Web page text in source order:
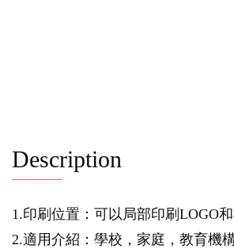
Description
1.印刷位置：可以局部印刷LOGO
2.適用介紹：學校，家庭，教育機